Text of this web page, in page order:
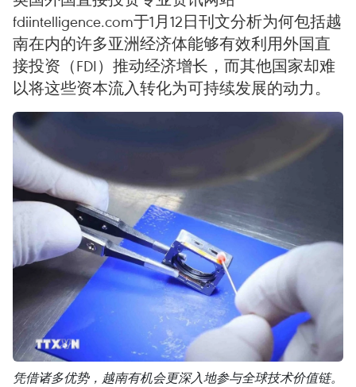
fdiintelligence.com于1月12日刊文分析为何包括越
南在内的许多亚洲经济体能够有效利用外国直
接投资（FDI）推动经济增长，而其他国家却难
以将这些资本流入转化为可持续发展的动力。
凭借诸多优势，越南有机会更深入地参与全球技术价值链。